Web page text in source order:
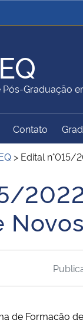
da Justiça e
Ministério da Educação
do Turismo
de Segurança
Graduação
Sítio
Contato
> Edital n°015/
de Formação